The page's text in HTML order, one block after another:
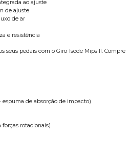
ao ajuste
de ajuste
de ar
e resistência
seus pedais com o Giro Isode Mips II. Compre
de absorção de impacto)
forças rotacionais)